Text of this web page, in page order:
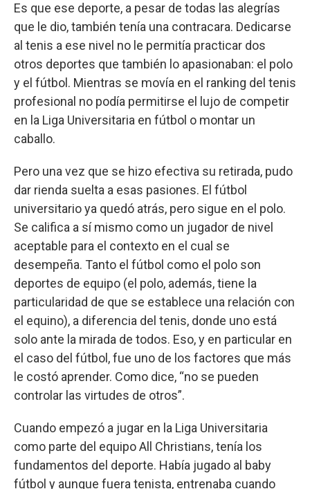
Es que ese deporte, a pesar de todas las alegrías
que le dio, también tenía una contracara. Dedicarse
al tenis a ese nivel no le permitía practicar dos
otros deportes que también lo apasionaban: el polo
y el fútbol. Mientras se movía en el ranking del tenis
profesional no podía permitirse el lujo de competir
en la Liga Universitaria en fútbol o montar un
caballo.
Pero una vez que se hizo efectiva su retirada, pudo
dar rienda suelta a esas pasiones. El fútbol
universitario ya quedó atrás, pero sigue en el polo.
Se califica a sí mismo como un jugador de nivel
aceptable para el contexto en el cual se
desempeña. Tanto el fútbol como el polo son
deportes de equipo (el polo, además, tiene la
particularidad de que se establece una relación con
el equino), a diferencia del tenis, donde uno está
solo ante la mirada de todos. Eso, y en particular en
el caso del fútbol, fue uno de los factores que más
le costó aprender. Como dice, “no se pueden
controlar las virtudes de otros”.
Cuando empezó a jugar en la Liga Universitaria
como parte del equipo All Christians, tenía los
fundamentos del deporte. Había jugado al baby
fútbol y aunque fuera tenista, entrenaba cuando